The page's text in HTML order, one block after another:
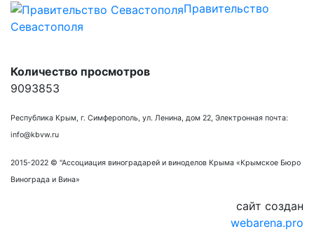
Правительство
Севастополя
Количество просмотров
9093853
Республика Крым, г. Симферополь, ул. Ленина, дом 22, Электронная почта:
info@kbvw.ru
2015-2022 © "Ассоциация виноградарей и виноделов Крыма «Крымское Бюро
Винограда и Вина»
сайт создан
webarena.pro